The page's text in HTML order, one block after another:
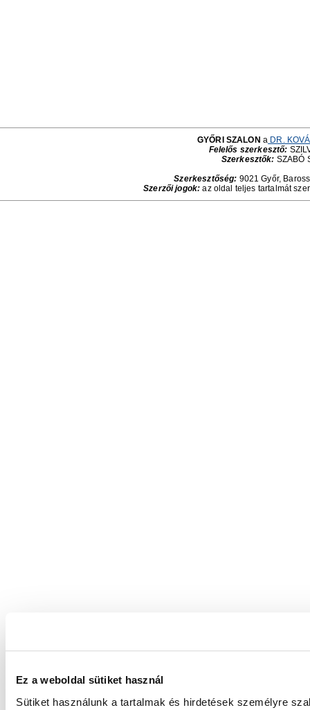
Ez a weboldal sütiket használ
Sütiket használunk a tartalmak és hirdetések személyre
GYŐRI SZALON a DR.
Felelős szerkesztő:
Szerkesztők: SZABÓ
Szerkesztőség: 9021 Győr,
Szerzői jogok: az oldal teljes tartalmát